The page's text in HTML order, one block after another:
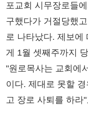
포교회 시무장로들
구했다가 거절당했
로 나타났다. 제보에
게 1월 셋째주까지
"원로목사는 교회에
이다. 제대로 못할
고 장로 사퇴를 하라